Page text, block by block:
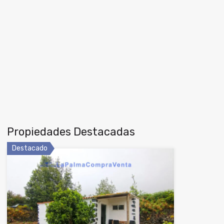
Propiedades Destacadas
Destacado